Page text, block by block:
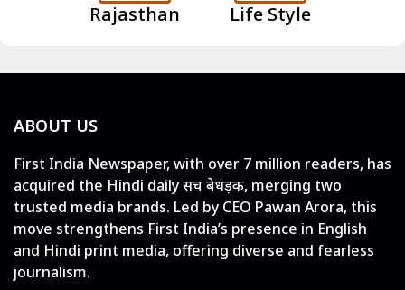
Rajasthan Life Style
ABOUT US
First India Newspaper, with over 7 million readers, has
acquired the Hindi daily सच बेधड़क, merging two
trusted media brands. Led by CEO Pawan Arora, this
move strengthens First India’s presence in English
and Hindi print media, offering diverse and fearless
journalism.